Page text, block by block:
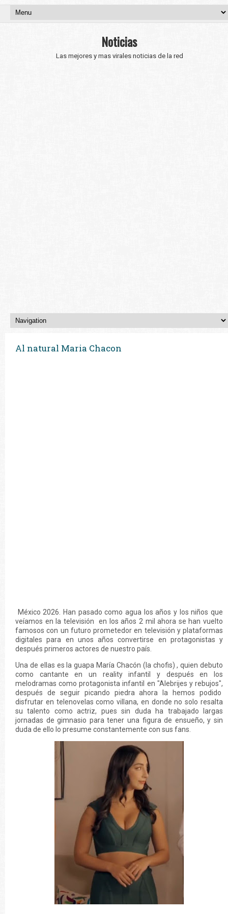
Noticias
Las mejores y mas virales noticias de la red
Al natural Maria Chacon
México 2026. Han pasado como agua los años y los niños que
veíamos en la televisión en los años 2 mil ahora se han vuelto
famosos con un futuro prometedor en televisión y plataformas
digitales para en unos años convertirse en protagonistas y
después primeros actores de nuestro país.
Una de ellas es la guapa María Chacón (la chofis) , quien debuto
como cantante en un reality infantil y después en los
melodramas como protagonista infantil en "Alebrijes y rebujos",
después de seguir picando piedra ahora la hemos podido
disfrutar en telenovelas como villana, en donde no solo resalta
su talento como actriz, pues sin duda ha trabajado largas
jornadas de gimnasio para tener una figura de ensueño, y sin
duda de ello lo presume constantemente con sus fans.